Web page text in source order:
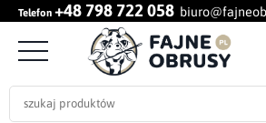
Telefon +48 798 722 058